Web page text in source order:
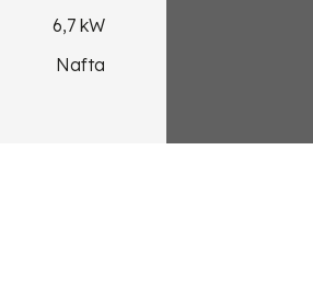
6,7 kW
Nafta